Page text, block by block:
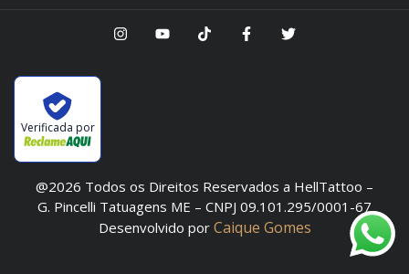
Verificada por
@2026 Todos os Direitos Reservados a HellTattoo –
G. Pincelli Tatuagens ME – CNPJ 09.101.295/0001-67
Desenvolvido por Caique Gomes